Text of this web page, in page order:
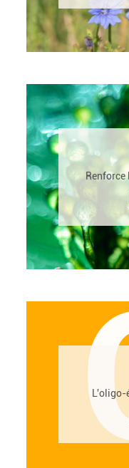
Renforce
L'oligo-